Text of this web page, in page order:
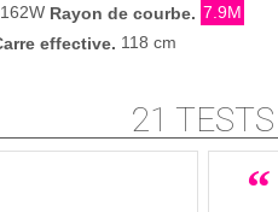
Rayon de courbe. 7.9M
effective. 118 cm
21 TESTS